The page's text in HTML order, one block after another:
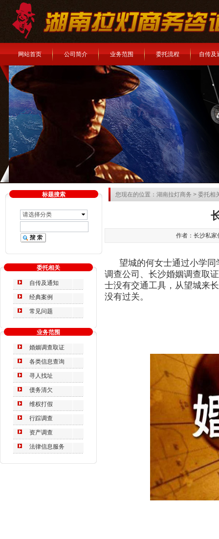
网站首页 公司简介 业务范围 委托流程 自传及
标题搜索
请选择分类
委托相关
自传及通知
经典案例
常见问题
您现在的位置： 湖南拉灯商务 > 委托相
业务范围
婚姻调查取证
各类信息查询
寻人找址
债务清欠
维权打假
行踪调查
资产调查
法律信息服务
作者：长沙私
望城的何女士通过小学同
调查公司、长沙婚姻调查取
士没有交通工具，从望城来
没有过关。